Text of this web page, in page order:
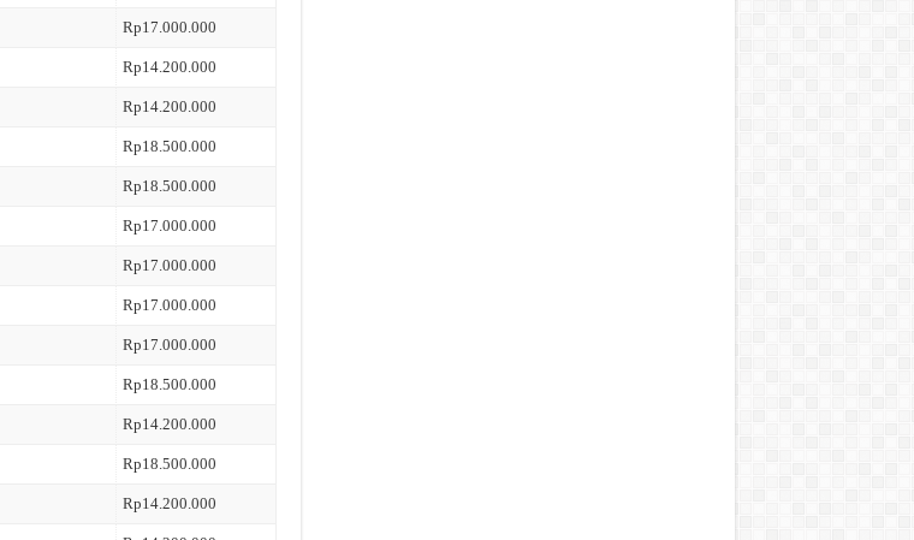
Rp17.000.000
Rp14.200.000
Rp14.200.000
Rp18.500.000
Rp18.500.000
Rp17.000.000
Rp17.000.000
Rp17.000.000
Rp17.000.000
Rp18.500.000
Rp14.200.000
Rp18.500.000
Rp14.200.000